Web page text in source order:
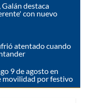
destaca
con nuevo
atentado cuando
9 de agosto en
movilidad por festivo